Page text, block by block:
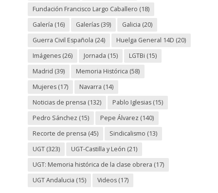
Fundación Francisco Largo Caballero (18)
Galería (16) Galerías(39) Galicia (20)
Guerra Civil Española (24) Huelga General 14D (20)
Imágenes(26) Jornada (15) LGTBi (15)
Madrid (39) Memoria Histórica (58)
Mujeres(17) Navarra (14)
Noticias de prensa (132) Pablo Iglesias(15)
Pedro Sánchez (15) Pepe Álvarez (140)
Recorte de prensa (45) Sindicalismo (13)
UGT(323) UGT-Castilla y León (21)
UGT: Memoria histórica de la clase obrera (17)
UGT Andalucia (15) Videos(17)